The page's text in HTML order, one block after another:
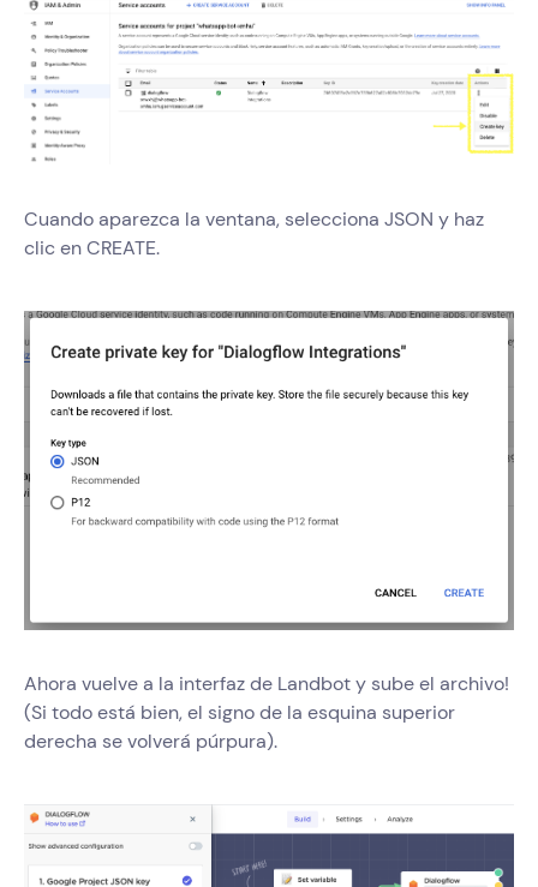
Cuando aparezca la ventana, selecciona JSON y haz
clic en CREATE.
Ahora vuelve a la interfaz de Landbot y sube el archivo!
(Si todo está bien, el signo de la esquina superior
derecha se volverá púrpura).